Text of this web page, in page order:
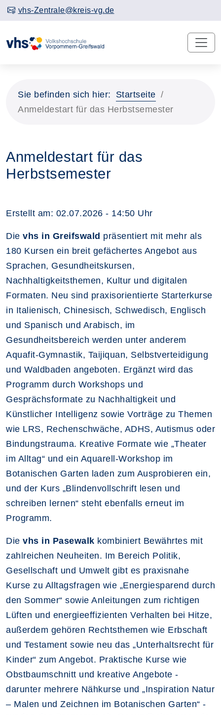
vhs-Zentrale@kreis-vg.de
Sie befinden sich hier:
Startseite
Anmeldestart für das Herbstsemester
Anmeldestart für das
Herbstsemester
Erstellt am: 02.07.2026 - 14:50 Uhr
Die vhs in Greifswald präsentiert mit mehr als
180 Kursen ein breit gefächertes Angebot aus
Sprachen, Gesundheitskursen,
Nachhaltigkeitsthemen, Kultur und digitalen
Formaten. Neu sind praxisorientierte Starterkurse
in Italienisch, Chinesisch, Schwedisch, Englisch
und Spanisch und Arabisch, im
Gesundheitsbereich werden unter anderem
Aquafit-Gymnastik, Taijiquan, Selbstverteidigung
und Waldbaden angeboten. Ergänzt wird das
Programm durch Workshops und
Gesprächsformate zu Nachhaltigkeit und
Künstlicher Intelligenz sowie Vorträge zu Themen
wie LRS, Rechenschwäche, ADHS, Autismus oder
Bindungstrauma. Kreative Formate wie „Theater
im Alltag“ und ein Aquarell-Workshop im
Botanischen Garten laden zum Ausprobieren ein,
und der Kurs „Blindenvollschrift lesen und
schreiben lernen“ steht ebenfalls erneut im
Programm.
Die vhs in Pasewalk kombiniert Bewährtes mit
zahlreichen Neuheiten. Im Bereich Politik,
Gesellschaft und Umwelt gibt es praxisnahe
Kurse zu Alltagsfragen wie „Energiesparend durch
den Sommer“ sowie Anleitungen zum richtigen
Lüften und energieeffizienten Verhalten bei Hitze,
außerdem gehören Rechtsthemen wie Erbschaft
und Testament sowie neu das „Unterhaltsrecht für
Kinder“ zum Angebot. Praktische Kurse wie
Obstbaumschnitt und kreative Angebote -
darunter mehrere Nähkurse und „Inspiration Natur
– Malen und Zeichnen im Botanischen Garten“ -